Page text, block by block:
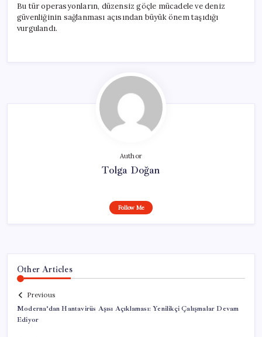
Bu tür operasyonların, düzensiz göçle mücadele ve deniz
güvenliğinin sağlanması açısından büyük önem taşıdığı
vurgulandı.
Author
Tolga Doğan
Follow Me
Other Articles
Previous
Moderna’dan Hantavirüs Aşısı Açıklaması: Yenilikçi Çalışmalar Devam
Ediyor